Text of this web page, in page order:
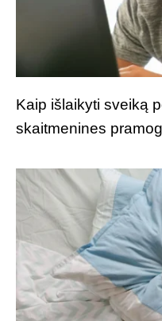
Kaip išlaikyti sveiką
skaitmenines